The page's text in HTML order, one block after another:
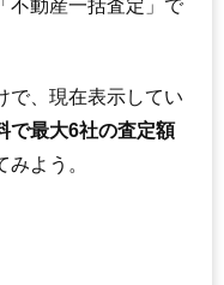
不動産一括査定」で
で、現在表示してい
で最大6社の査定額
よう。